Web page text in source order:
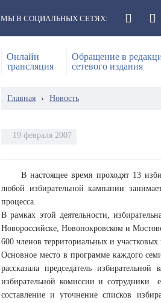
МЫ В СОЦИАЛЬНЫХ СЕТЯХ:
Онлайн
трансляция
Обращение в
сетевого издания
Главная › Новость
19 февраля 2007
В настоящее время проходят 13
любой избирательной кампании
процесса.
В рамках этой деятельности,
Новороссийске, Новопокровском и
600 членов территориальных и
Основное место в программе каждого
рассказала председатель
избирательной комиссии и сотрудники
составление и уточнение списков